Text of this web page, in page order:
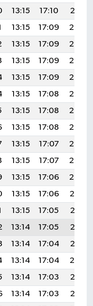
13:15 17:10
20:31
13:15 17:09
20:30
13:15 17:09
20:29
13:15 17:09
20:28
13:15 17:09
20:27
13:15 17:08
20:26
13:15 17:08
20:25
13:15 17:08
20:24
13:15 17:07
20:23
13:15 17:07
20:22
13:15 17:06
20:20
13:15 17:06
20:19
13:15 17:05
20:18
13:14 17:05
20:17
13:14 17:04
20:16
13:14 17:04
20:14
13:14 17:03
20:13
13:14 17:03
20:12